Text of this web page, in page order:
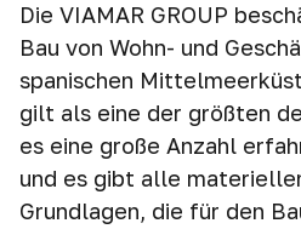
Die VIAMAR GROUP
Bau von Wohn- und
spanischen
gilt als eine der größten
es eine große Anzahl
und es gibt alle
Grundlagen, die für den